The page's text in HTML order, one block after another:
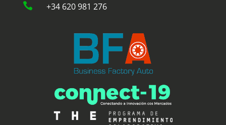
 +34 620 981 276